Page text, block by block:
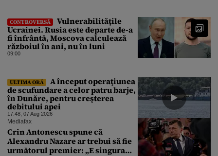
CONTROVERSĂ
Vulnerabilitățile
Ucrainei. Rusia este departe de-a
fi înfrântă, Moscova calculează
războiul în ani, nu în luni
09:00
ULTIMA ORĂ
A început operaţiunea
de scufundare a celor patru barje,
în Dunăre, pentru creşterea
debitului apei
17:48, 07 Aug 2026
Mediafax
Crin Antonescu spune că
Alexandru Nazare ar trebui să fie
următorul premier: „E singura